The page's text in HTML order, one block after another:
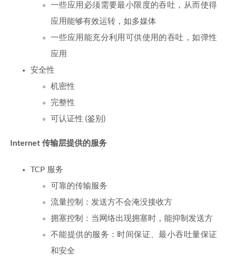
一些应用必须需要最小限度的吞吐，从而使得
应用能够有效运转，如多媒体
一些应用能充分利用可供使用的吞吐，如弹性
应用
安全性
机密性
完整性
可认证性 (鉴别)
Internet 传输层提供的服务
TCP 服务
可靠的传输服务
流量控制：发送方不会淹没接收方
拥塞控制：当网络出现拥塞时，能抑制发送方
不能提供的服务：时间保证、最小吞吐量保证
和安全